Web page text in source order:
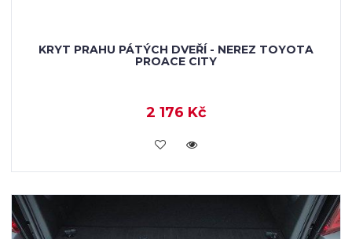
KRYT PRAHU PÁTÝCH DVEŘÍ - NEREZ TOYOTA
PROACE CITY
2 176 Kč
KOUPIT